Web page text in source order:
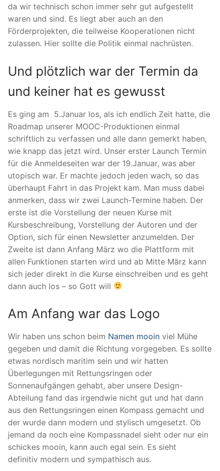
da wir technisch schon immer sehr gut aufgestellt
waren und sind. Es liegt aber auch an den
Förderprojekten, die teilweise Kooperationen nicht
zulassen. Hier sollte die Politik einmal nachrüsten.
Und plötzlich war der Termin da
und keiner hat es gewusst
Es ging am 5.Januar los, als ich endlich Zeit hatte, die
Roadmap unserer MOOC-Produktionen einmal
schriftlich zu verfassen und alle dann gemerkt haben,
wie knapp das jetzt wird. Unser erster Launch Termin
für die Anmeldeseiten war der 19.Januar, was aber
utopisch war. Er machte jedoch jeden wach, so das
überhaupt Fahrt in das Projekt kam. Man muss dabei
anmerken, dass wir zwei Launch-Termine haben. Der
erste ist die Vorstellung der neuen Kurse mit
Kursbeschreibung, Vorstellung der Autoren und der
Option, sich für einen Newsletter anzumelden. Der
Zweite ist dann Anfang März wo die Plattform mit
allen Funktionen starten wird und ab Mitte März kann
sich jeder direkt in die Kurse einschreiben und es geht
dann auch los – so Gott will
Am Anfang war das Logo
Wir haben uns schon beim Namen mooin viel Mühe
gegeben und damit die Richtung vorgegeben. Es sollte
etwas nordisch maritim sein und wir hatten
Überlegungen mit Rettungsringen oder
Sonnenaufgängen gehabt, aber unsere Design-
Abteilung fand das irgendwie nicht gut und hat dann
aus den Rettungsringen einen Kompass gemacht und
der wurde dann modern und stylisch umgesetzt. Ob
jemand da noch eine Kompassnadel sieht oder nur ein
schickes mooin, kann auch egal sein. Es sieht
definitiv modern und sympathisch aus.